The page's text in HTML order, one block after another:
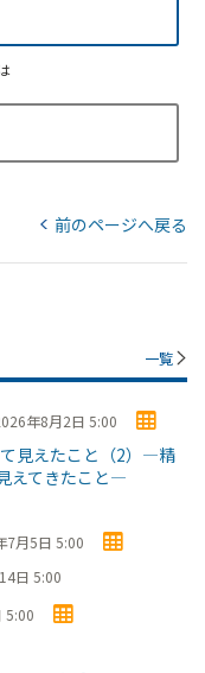
前のページへ戻る
一覧
年8月2日 5:00
見えたこと（2）―精
えてきたこと―
7月5日 5:00
日 5:00
5:00